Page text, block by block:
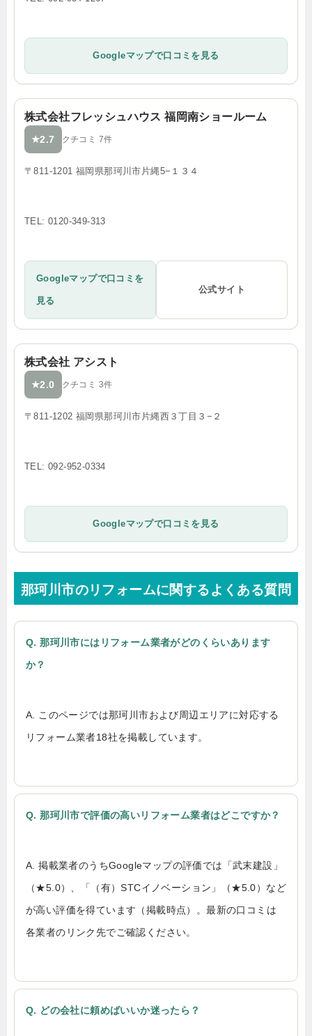
Googleマップで口コミを見る
株式会社フレッシュハウス 福岡南ショールーム
★2.7 クチコミ 7件
〒811-1201 福岡県那珂川市片縄5−１３４
TEL: 0120-349-313
Googleマップで口コミを
見る
公式サイト
株式会社 アシスト
★2.0 クチコミ 3件
〒811-1202 福岡県那珂川市片縄西３丁目３−２
TEL: 092-952-0334
Googleマップで口コミを見る
那珂川市のリフォームに関するよくある質問
Q. 那珂川市にはリフォーム業者がどのくらいあります
か？
A. このページでは那珂川市および周辺エリアに対応する
リフォーム業者18社を掲載しています。
Q. 那珂川市で評価の高いリフォーム業者はどこですか？
A. 掲載業者のうちGoogleマップの評価では「武末建設」
（★5.0）、「（有）STCイノベーション」（★5.0）など
が高い評価を得ています（掲載時点）。最新の口コミは
各業者のリンク先でご確認ください。
Q. どの会社に頼めばいいか迷ったら？